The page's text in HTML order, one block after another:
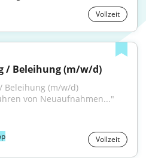
Vollzeit
/ Beleihung (m/w/d)
Beleihung (m/w/d)
von Neuaufnahmen..."
Vollzeit